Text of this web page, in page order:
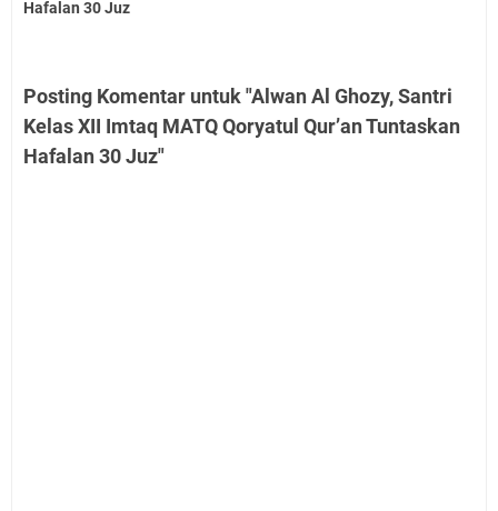
Hafalan 30 Juz
Posting Komentar untuk "Alwan Al Ghozy, Santri
Kelas XII Imtaq MATQ Qoryatul Qur’an Tuntaskan
Hafalan 30 Juz"